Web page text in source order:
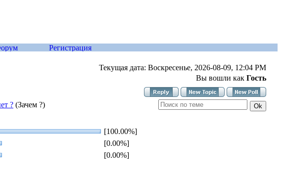
Текущая дата: Воскресенье, 2026-08-09, 12:04 PM
Вы вошли как Гость
? (Зачем ?)
[100.00%]
[0.00%]
[0.00%]